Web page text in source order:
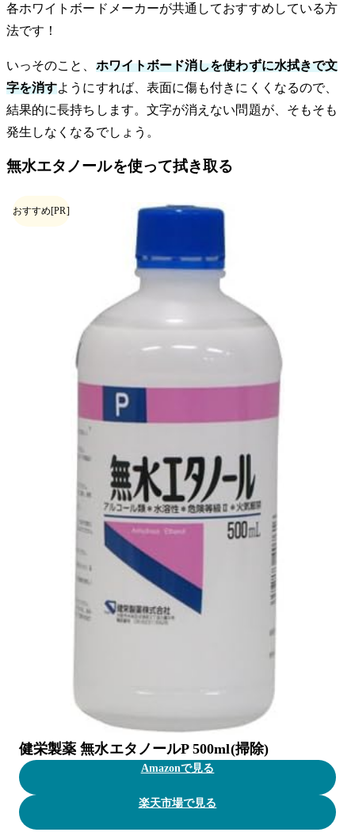
各ホワイトボードメーカーが共通しておすすめしている方
法です！
いっそのこと、 ホワイトボード消しを使わずに水拭きで文
字を消すようにすれば、表面に傷も付きにくくなるので、
結果的に長持ちします。文字が消えない問題が、そもそも
発生しなくなるでしょう。
無水エタノールを使って拭き取る
おすすめ[PR]
健栄製薬 無水エタノールP 500ml(掃除)
Amazonで見る
楽天市場で見る